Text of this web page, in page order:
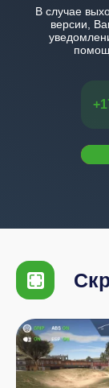
В случае
версии,
+